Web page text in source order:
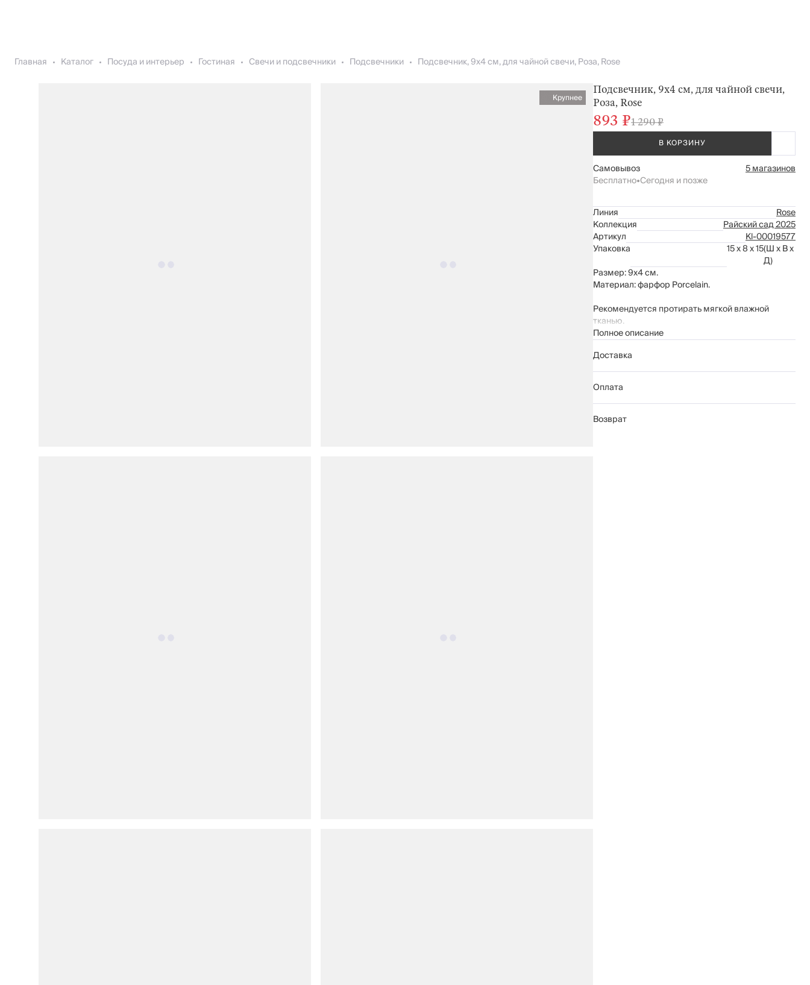
Главная Каталог Посуда и интерьер Гостиная Свечи и подсвечники Подсвечники Подсвечник, 9x4 см, для чайной свечи, Роза, Rose
Крупнее
Подсвечник, 9x4 см, для чайной свечи,
Роза, Rose
893 ₽1 290 ₽
В КОРЗИНУ
Самовывоз
5 магазинов
Бесплатно•Сегодня и позже
Линия
Rose
Коллекция
Райский сад 2025
Артикул
Kl-00019577
Упаковка
15 x 8 x 15(Ш x В x
Д)
Размер: 9х4 см.
Материал: фарфор Porcelain.
Рекомендуется протирать мягкой влажной
тканью.
Беречь от механических повреждений.
Полное описание
Доставка
Оплата
Возврат